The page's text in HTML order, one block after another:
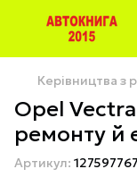
Керівництва з
Opel
ремонту й
Артикул: